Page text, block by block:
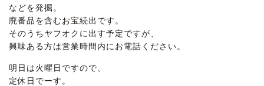
などを発掘。
廃番品を含むお宝続出です。
そのうちヤフオクに出す予定ですが、
興味ある方は営業時間内にお電話ください。
明日は火曜日ですので、
定休日でーす。